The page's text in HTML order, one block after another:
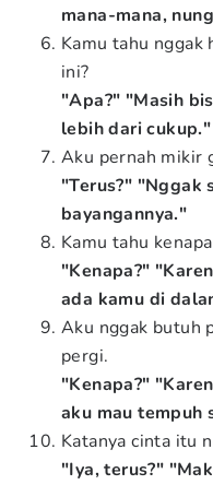
mana-mana,
Kamu tahu nggak
ini?
"Apa?" "Masih
lebih dari cukup."
Aku pernah mikir
"Terus?" "Nggak
bayangannya."
Kamu tahu
"Kenapa?"
ada kamu di
Aku nggak butuh
pergi.
"Kenapa?"
aku mau tempuh
Katanya cinta itu
"Iya, terus?"